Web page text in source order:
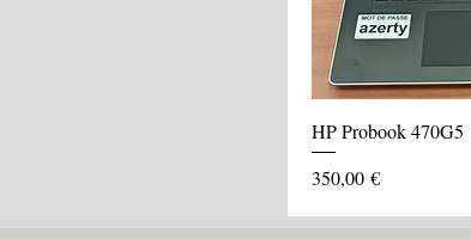
HP Probook 470G5
Prix
350,00 €